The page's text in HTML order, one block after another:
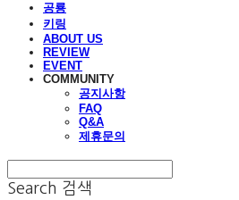
공룡
키링
ABOUT US
REVIEW
EVENT
COMMUNITY
공지사항
FAQ
Q&A
제휴문의
Search 검색